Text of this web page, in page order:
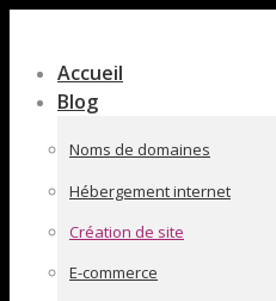
pleine
largeur
Accueil
Blog
Noms de domaines
Hébergement internet
Création de site
E-commerce